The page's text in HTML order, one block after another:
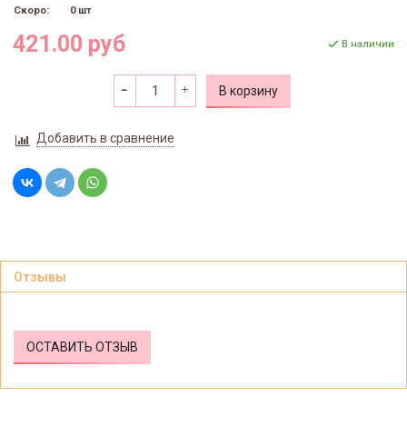
Скоро:
0 шт
421.00 руб В наличии
В корзину
Добавить в сравнение
Отзывы
ОСТАВИТЬ ОТЗЫВ